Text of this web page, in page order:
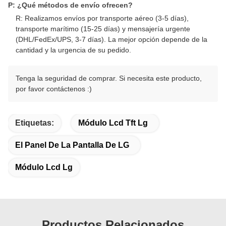
P: ¿Qué métodos de envío ofrecen?
R: Realizamos envíos por transporte aéreo (3-5 días),
transporte marítimo (15-25 días) y mensajería urgente
(DHL/FedEx/UPS, 3-7 días). La mejor opción depende de la
cantidad y la urgencia de su pedido.
Tenga la seguridad de comprar. Si necesita este producto,
por favor contáctenos :)
Etiquetas: Módulo Lcd Tft Lg
El Panel De La Pantalla De LG
Módulo Lcd Lg